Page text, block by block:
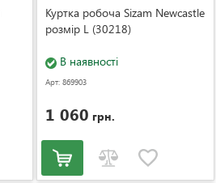
Куртка робоча Sizam Newcastle
розмір L (30218)
В наявності
Арт: 869903
1 060 грн.